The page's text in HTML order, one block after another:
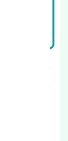
سیلندر اصلی